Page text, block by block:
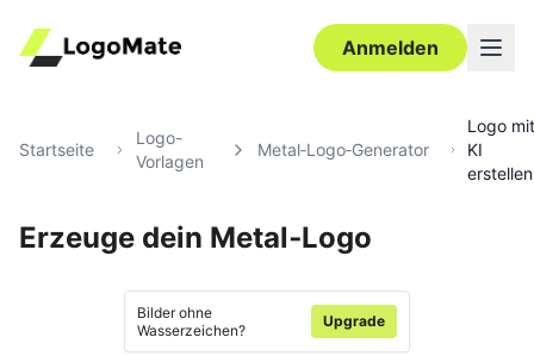
Anmelden
Startseite
Logo-
Vorlagen
Metal‑Logo‑Generator
Logo mit
KI
erstellen
Erzeuge dein Metal‑Logo
Ultra‑HD Bearbeiten
Bilder ohne
Wasserzeichen?
Upgrade